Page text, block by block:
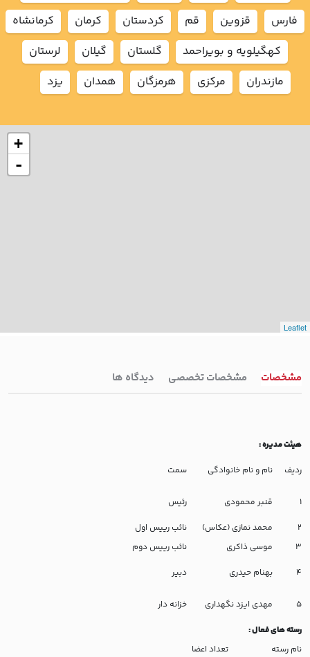
+
-
Leaflet
فارس
قزوين قم كردستان كرمان
كرمانشاه
كهگيلويه و بويراحمد
گلستان گيلان
لرستان
مازندران
مركزي هرمزگان همدان يزد
مشخصات مشخصات تخصصی دیدگاه ها
هیئت مدیره:
ردیف
نام و نام خانوادگی سمت
1 قنبر محمودی
رئیس
2
محمد نمازی (عکاس)
نائب رییس اول
3
موسی ذاکری
نائب رییس دوم
4
بهنام حیدری دبیر
5 مهدی ایزد نگهداری
خزانه دار
رسته های فعال:
نام رسته
تعداد اعضا